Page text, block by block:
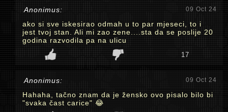
Anonimus: 09 Oct 24
ako si sve iskesirao odmah u to par mjeseci, to i
jest tvoj stan. Ali mi zao zene....sta da se poslije 20
godina razvodila pa na ulicu
17
Anonimus: 09 Oct 24
Hahaha, tačno znam da je žensko ovo pisalo bilo bi
"svaka čast carice" 😂